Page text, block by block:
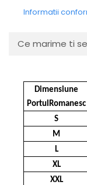
Informatii
Ce marime ti
Dimensiune
PortulRomanesc
S
M
L
XL
XXL